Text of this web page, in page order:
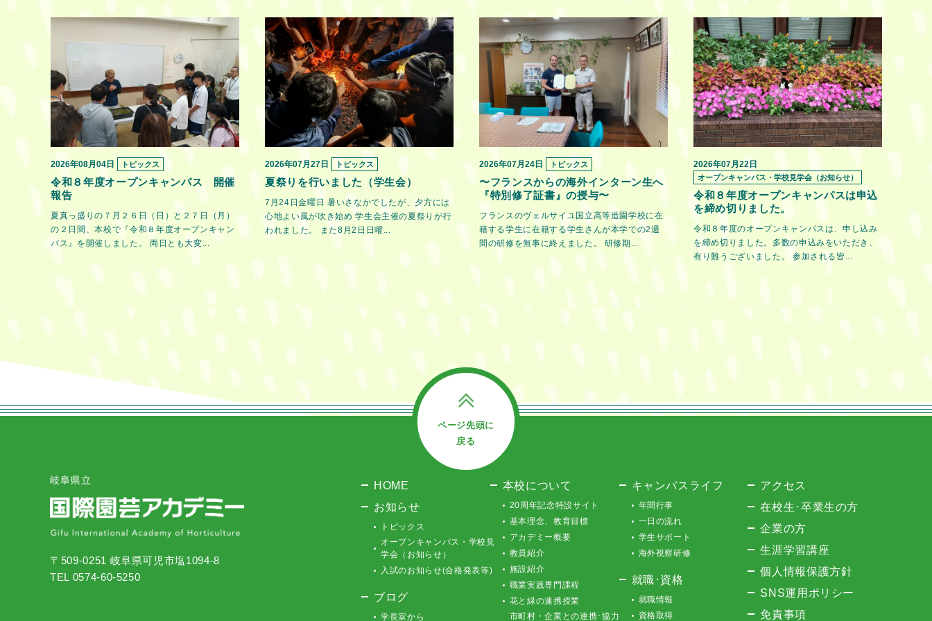
2026年08月04日 トピックス
令和８年度オープンキャンパス 開催
報告
夏真っ盛りの７月２６日（日）と２７日（月）
の２日間、本校で『令和８年度オープンキャン
パス』を開催しました。 両日とも大変...
2026年07月27日 トピックス
夏祭りを行いました（学生会）
7月24日金曜日 暑いさなかでしたが、夕方には
心地よい風が吹き始め 学生会主催の夏祭りが行
われました。 また8月2日日曜...
2026年07月24日 トピックス
〜フランスからの海外インターン生へ
『特別修了証書』の授与〜
フランスのヴェルサイユ国立高等造園学校に在
籍する学生に在籍する学生さんが本学での2週
間の研修を無事に終えました。 研修期...
2026年07月22日
オープンキャンパス・学校見学会（お知らせ）
令和８年度オープンキャンパスは申込
を締め切りました。
令和８年度のオープンキャンパスは、申し込み
を締め切りました。多数の申込みをいただき、
有り難うございました。 参加される皆...
ページ先頭に
戻る
〒509-0251 岐阜県可児市塩1094-8
TEL 0574-60-5250
HOME
お知らせ
トピックス
オープンキャンパス・学校見
学会（お知らせ）
入試のお知らせ(合格発表等)
ブログ
学長室から
本校について
20周年記念特設サイト
基本理念、教育目標
アカデミー概要
教員紹介
施設紹介
職業実践専門課程
花と緑の連携授業
市町村・企業との連携･協力
キャンパスライフ
年間行事
一日の流れ
学生サポート
海外視察研修
就職･資格
就職情報
資格取得
アクセス
在校生･卒業生の方
企業の方
生涯学習講座
個人情報保護方針
SNS運用ポリシー
免責事項